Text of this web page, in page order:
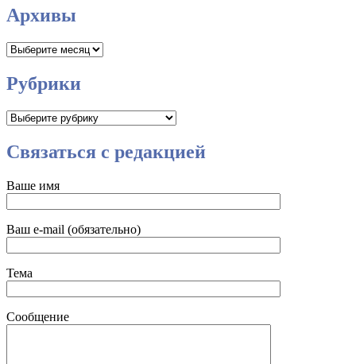
Архивы
Архивы
Рубрики
Рубрики
Связаться с редакцией
Ваше имя
Ваш e-mail (обязательно)
Тема
Сообщение